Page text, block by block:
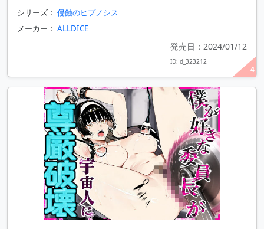
4
シリーズ： 侵蝕のヒプノシス
メーカー： ALLDICE
発売日：2024/01/12
ID: d_323212